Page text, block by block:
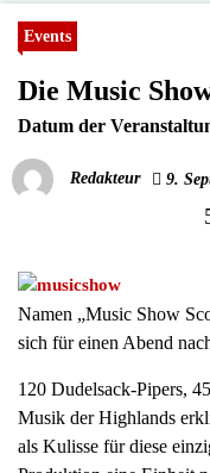
Events
Die Music
Datum der
Redakteur 9.
Namen „Music Show
sich für einen Abend
120 Dudelsack-Pipers,
Musik der Highlands
als Kulisse für diese